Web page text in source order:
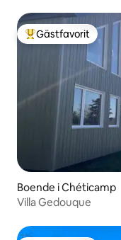
Populär gästfavorit
Gästfavorit
Boende i Chéticamp
Villa Gedouque